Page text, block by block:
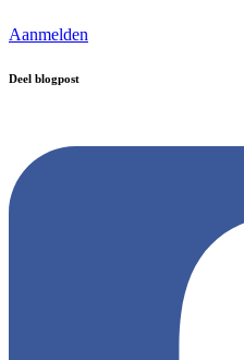
Aanmelden
Deel blogpost